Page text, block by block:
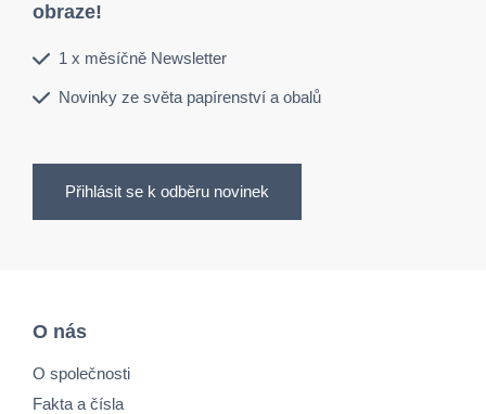
obraze!
1 x měsíčně Newsletter
Novinky ze světa papírenství a obalů
Přihlásit se k odběru novinek
O nás
O společnosti
Fakta a čísla